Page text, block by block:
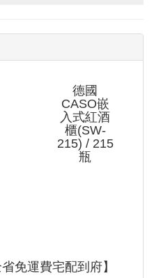
德國
CASO嵌
入式紅酒
櫃(SW-
215) / 215
瓶
免運費宅配到府】